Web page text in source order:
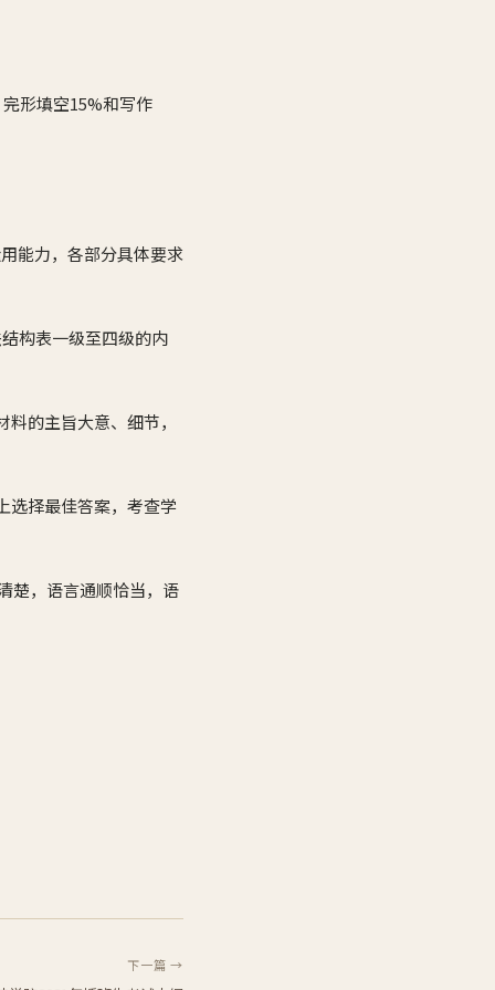
形填空15%和写作
能力，各部分具体要求
构表一级至四级的内
的主旨大意、细节，
选择最佳答案，考查学
楚，语言通顺恰当，语
下一篇 →